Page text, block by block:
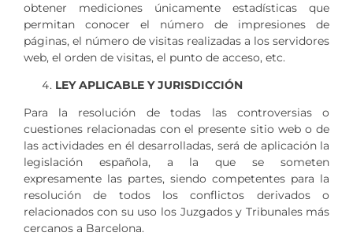
obtener mediciones únicamente estadísticas que
permitan conocer el número de impresiones de
páginas, el número de visitas realizadas a los servidores
web, el orden de visitas, el punto de acceso, etc.
LEY APLICABLE Y JURISDICCIÓN
Para la resolución de todas las controversias o
cuestiones relacionadas con el presente sitio web o de
las actividades en él desarrolladas, será de aplicación la
legislación española, a la que se someten
expresamente las partes, siendo competentes para la
resolución de todos los conflictos derivados o
relacionados con su uso los Juzgados y Tribunales más
cercanos a Barcelona.